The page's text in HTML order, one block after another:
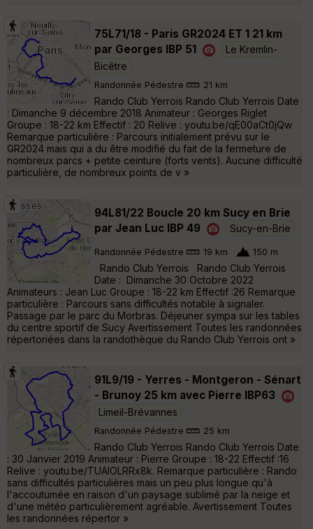
75L71/18 - Paris GR2024 ET 1 21 km
par Georges IBP 51
Le Kremlin-
Bicêtre
Randonnée Pédestre 21 km
Rando Club Yerrois Rando Club Yerrois Date
: Dimanche 9 décembre 2018 Animateur : Georges Riglet
Groupe : 18-22 km Effectif : 20 Relive : youtu.be/qE00aCt0jQw
Remarque particulière : Parcours initialement prévu sur le
GR2024 mais qui a du être modifié du fait de la fermeture de
nombreux parcs + petite ceinture (forts vents). Aucune difficulté
particulière, de nombreux points de v »
94L81/22 Boucle 20 km Sucy en Brie
par Jean Luc IBP 49
Sucy-en-Brie
Randonnée Pédestre 19 km 150 m
Rando Club Yerrois Rando Club Yerrois
Date : Dimanche 30 Octobre 2022
Animateurs : Jean Luc Groupe : 18-22 km Effectif :26 Remarque
particulière : Parcours sans difficultés notable à signaler.
Passage par le parc du Morbras. Déjeuner sympa sur les tables
du centre sportif de Sucy Avertissement Toutes les randonnées
répertoriées dans la randothèque du Rando Club Yerrois ont »
91L9/19 - Yerres - Montgeron - Sénart
- Brunoy 25 km avec Pierre IBP63
Limeil-Brévannes
Randonnée Pédestre 25 km
Rando Club Yerrois Rando Club Yerrois Date
: 30 Janvier 2019 Animateur : Pierre Groupe : 18-22 Effectif :16
Relive : youtu.be/TUAlOLRRx8k. Remarque particulière : Rando
sans difficultés particulières mais un peu plus longue qu'à
l'accoutumée en raison d'un paysage sublimé par la neige et
d'une météo particulièrement agréable. Avertissement Toutes
les randonnées répertor »